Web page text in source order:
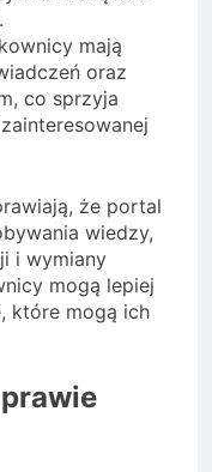
mają
oraz
co sprzyja
że portal
wiedzy,
i wymiany
mogą lepiej
które mogą ich